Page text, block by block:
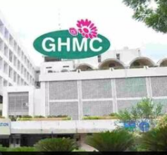
అభివృద్ధిపై
కూడళ్ల
అభివృద్ధికి
11:18 am